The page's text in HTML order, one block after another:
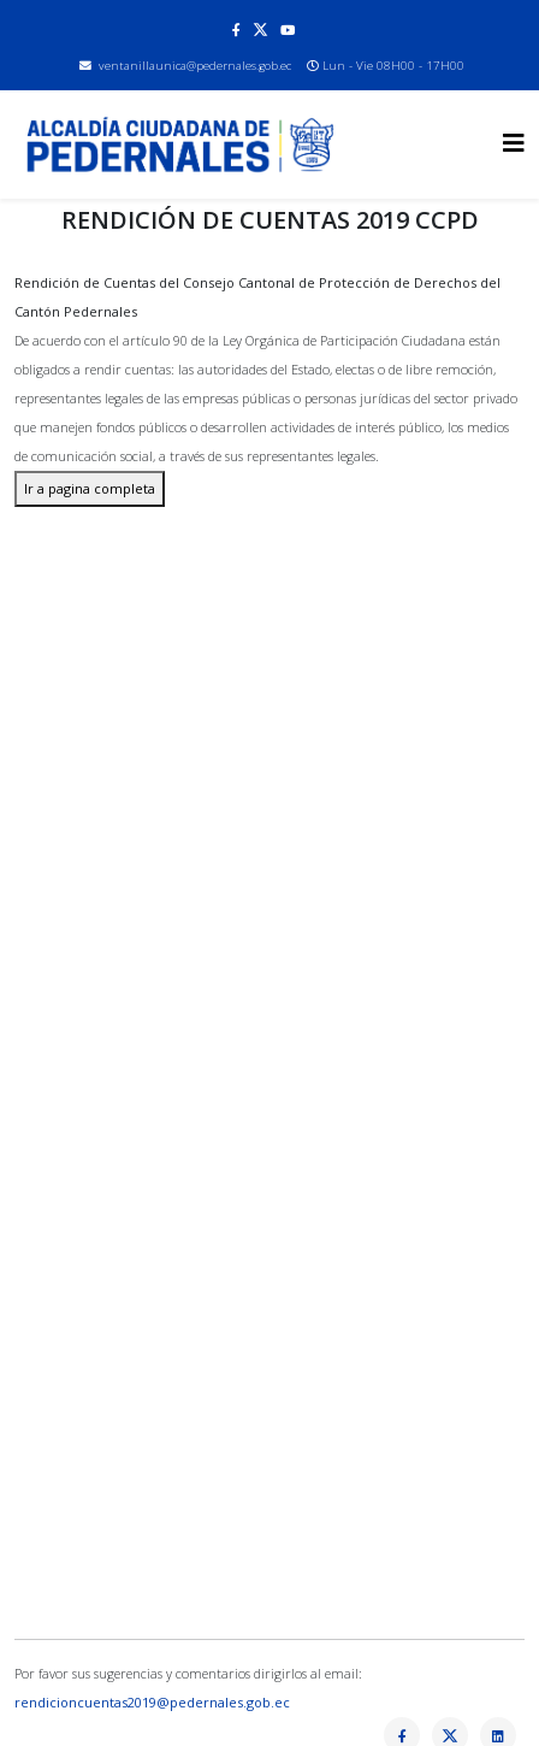
ventanillaunica@pedernales.gob.ec Lun - Vie 08H00 - 17H00
RENDICIÓN DE CUENTAS 2019 CCPD
Rendición de Cuentas del Consejo Cantonal de Protección de Derechos del
Cantón Pedernales
De acuerdo con el artículo 90 de la Ley Orgánica de Participación Ciudadana están
obligados a rendir cuentas: las autoridades del Estado, electas o de libre remoción,
representantes legales de las empresas públicas o personas jurídicas del sector privado
que manejen fondos públicos o desarrollen actividades de interés público, los medios
de comunicación social, a través de sus representantes legales.
Ir a pagina completa
Por favor sus sugerencias y comentarios dirigirlos al email:
rendicioncuentas2019@pedernales.gob.ec